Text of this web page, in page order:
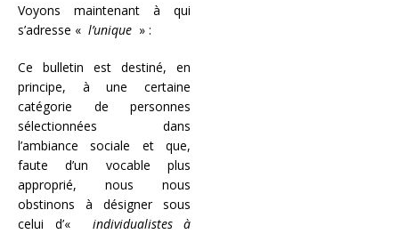
Voyons maintenant à qui
s’adresse « l’unique » :
Ce bulletin est destiné, en
principe, à une certaine
catégorie de personnes
sélectionnées dans
l’ambiance sociale et que,
faute d’un vocable plus
approprié, nous nous
obstinons à désigner sous
celui d’«
individualistes à